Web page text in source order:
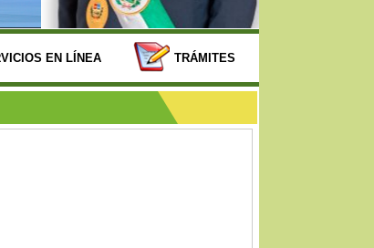
EN LÍNEA TRÁMITES